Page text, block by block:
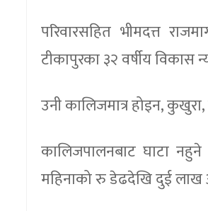
परिवारसहित भीमदत्त
टीकापुरका ३२ वर्षीय विकास
उनी कालिजमात्र होइन,
कालिजपालनबाट घाटा
महिनाको रु डेढदेखि दुई लाख